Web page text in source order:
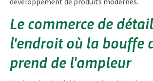
Le commerce de
l'endroit où la bouffe
prend de l'ampleur